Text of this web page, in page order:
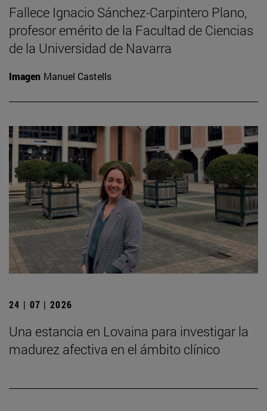
Fallece Ignacio Sánchez-Carpintero Plano,
profesor emérito de la Facultad de Ciencias
de la Universidad de Navarra
Imagen Manuel Castells
24 | 07 | 2026
Una estancia en Lovaina para investigar la
madurez afectiva en el ámbito clínico